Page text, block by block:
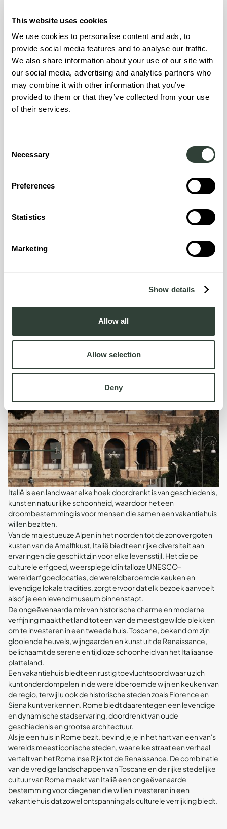
This website uses cookies
We use cookies to personalise content and ads, to
provide social media features and to analyse our traffic.
We also share information about your use of our site with
our social media, advertising and analytics partners who
may combine it with other information that you’ve
provided to them or that they’ve collected from your use
of their services.
Selection
Necessary
Preferences
Statistics
Marketing
Show details
Allow all
Allow selection
Deny
Toscane
Toscane is een van de meest betoverende regio's van
Midden-Italië. De glooiende heuvels, versierd met
wijngaarden, olijfbomen en cipressen, inspireert
kunstenaars, schrijvers en reizigers al eeuwenlang. Van het
iconische Pisa, Florence en Siena, allemaal gevuld met oude
architectuur, rijke kunst en cultuur, tot kleinere middeleeuwse
stadjes op een heuveltop, een huis in Toscane opent een
wereld van reislust. De keuken van boer tot bord viert verse
huizen zou willen maken.
Italië is een land waar elke hoek doordrenkt is van geschiedenis,
kunst en natuurlijke schoonheid, waardoor het een
droombestemming is voor mensen die samen een vakantiehuis
willen bezitten.
Van de majestueuze Alpen in het noorden tot de zonovergoten
kusten van de Amalfikust, Italië biedt een rijke diversiteit aan
ervaringen die geschikt zijn voor elke levensstijl. Het diepe
culturele erfgoed, weerspiegeld in talloze UNESCO-
werelderfgoedlocaties, de wereldberoemde keuken en
levendige lokale tradities, zorgt ervoor dat elk bezoek aanvoelt
alsof je een levend museum binnenstapt.
De ongeëvenaarde mix van historische charme en moderne
verfijning maakt het land tot een van de meest gewilde plekken
om te investeren in een tweede huis. Toscane, bekend om zijn
glooiende heuvels, wijngaarden en kunst uit de Renaissance,
belichaamt de serene en tijdloze schoonheid van het Italiaanse
platteland.
Een vakantiehuis biedt een rustig toevluchtsoord waar u zich
kunt onderdompelen in de wereldberoemde wijn en keuken van
de regio, terwijl u ook de historische steden zoals Florence en
Siena kunt verkennen. Rome biedt daarentegen een levendige
en dynamische stadservaring, doordrenkt van oude
geschiedenis en grootse architectuur.
Als je een huis in Rome bezit, bevind je je in het hart van een van's
werelds meest iconische steden, waar elke straat een verhaal
vertelt van het Romeinse Rijk tot de Renaissance. De combinatie
van de vredige landschappen van Toscane en de rijke stedelijke
cultuur van Rome maakt van Italië een ongeëvenaarde
bestemming voor diegenen die willen investeren in een
vakantiehuis dat zowel ontspanning als culturele verrijking biedt.